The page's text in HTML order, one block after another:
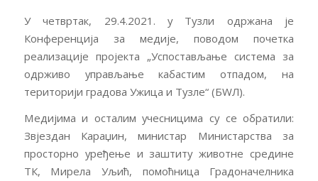
У четвртак, 29.4.2021. у Тузли одржана је
Конференција за медије, поводом почетка
реализације пројекта „Успостављање система за
одрживо управљање кабастим отпадом, на
територији градова Ужица и Тузле“ (БWЛ).
Медијима и осталим учесницима су се обратили:
Звјездан Караџин, министар Министарства за
просторно уређење и заштиту животне средине
ТК, Мирела Уљић, помоћница Градоначелника